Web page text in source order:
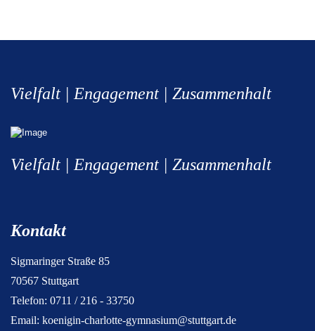
Vielfalt | Engagement | Zusammenhalt
Vielfalt | Engagement | Zusammenhalt
Kontakt
Sigmaringer Straße 85
70567 Stuttgart
Telefon: 0711 / 216 - 33750
Email: koenigin-charlotte-gymnasium@stuttgart.de